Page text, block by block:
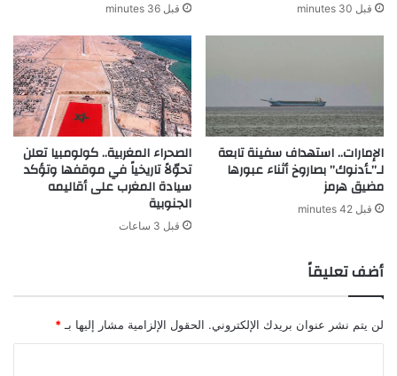
قبل 30 minutes قبل 36 minutes
الإمارات.. استهداف سفينة تابعة
لـ”ـأدنوك” بصاروخ أثناء عبورها
مضيق هرمز
قبل 42 minutes
الصحراء المغربية.. كولومبيا تعلن
تحوّلاً تاريخياً في موقفها وتؤكد
سيادة المغرب على أقاليمه
الجنوبية
قبل 3 ساعات
أضف تعليقاً
لن يتم نشر عنوان بريدك الإلكتروني. الحقول الإلزامية مشار إليها بـ *